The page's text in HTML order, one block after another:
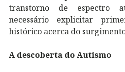
transtorno de espectro
necessário explicitar
histórico acerca do
A descoberta do Autismo